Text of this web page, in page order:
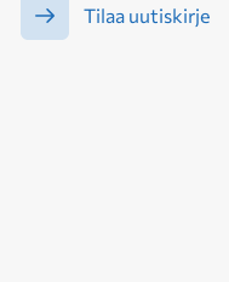
Tilaa uutiskirje